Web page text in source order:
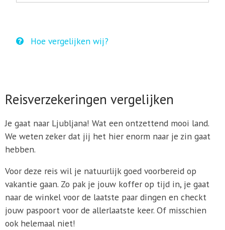
Hoe vergelijken wij?
Reisverzekeringen vergelijken
Je gaat naar Ljubljana! Wat een ontzettend mooi land.
We weten zeker dat jij het hier enorm naar je zin gaat
hebben.
Voor deze reis wil je natuurlijk goed voorbereid op
vakantie gaan. Zo pak je jouw koffer op tijd in, je gaat
naar de winkel voor de laatste paar dingen en checkt
jouw paspoort voor de allerlaatste keer. Of misschien
ook helemaal niet!